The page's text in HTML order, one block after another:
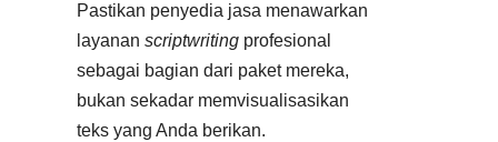
Pastikan penyedia jasa menawarkan
layanan scriptwritingprofesional
sebagai bagian dari paket mereka,
bukan sekadar memvisualisasikan
teks yang Anda berikan.​